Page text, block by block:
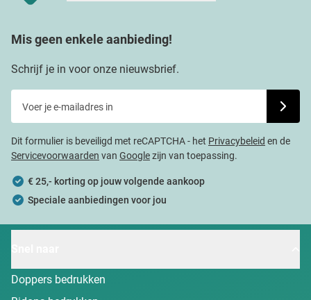
Mis geen enkele aanbieding!
Schrijf je in voor onze nieuwsbrief.
Dit formulier is beveiligd met reCAPTCHA - het Privacybeleid en de
Servicevoorwaarden van Googlezijn van toepassing.
€ 25,- korting op jouw volgende aankoop
Speciale aanbiedingen voor jou
Doppers bedrukken